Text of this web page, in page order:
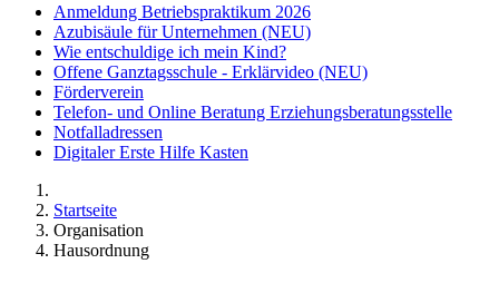
Anmeldung Betriebspraktikum 2026
Azubisäule für Unternehmen (NEU)
Wie entschuldige ich mein Kind?
Offene Ganztagsschule - Erklärvideo (NEU)
Förderverein
Telefon- und Online Beratung Erziehungsberatungsstelle
Notfalladressen
Digitaler Erste Hilfe Kasten
Startseite
Organisation
Hausordnung